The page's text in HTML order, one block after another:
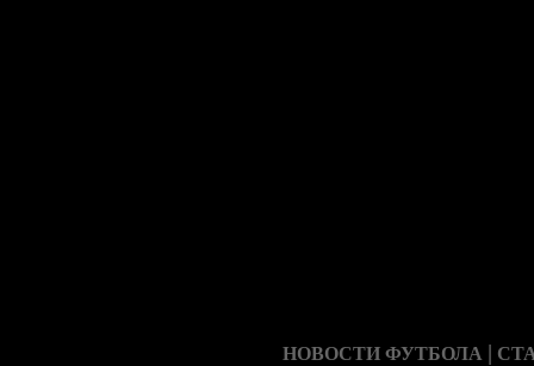
НОВОСТИ ФУТБОЛА |